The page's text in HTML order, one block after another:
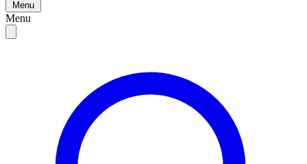
Menu
Menu